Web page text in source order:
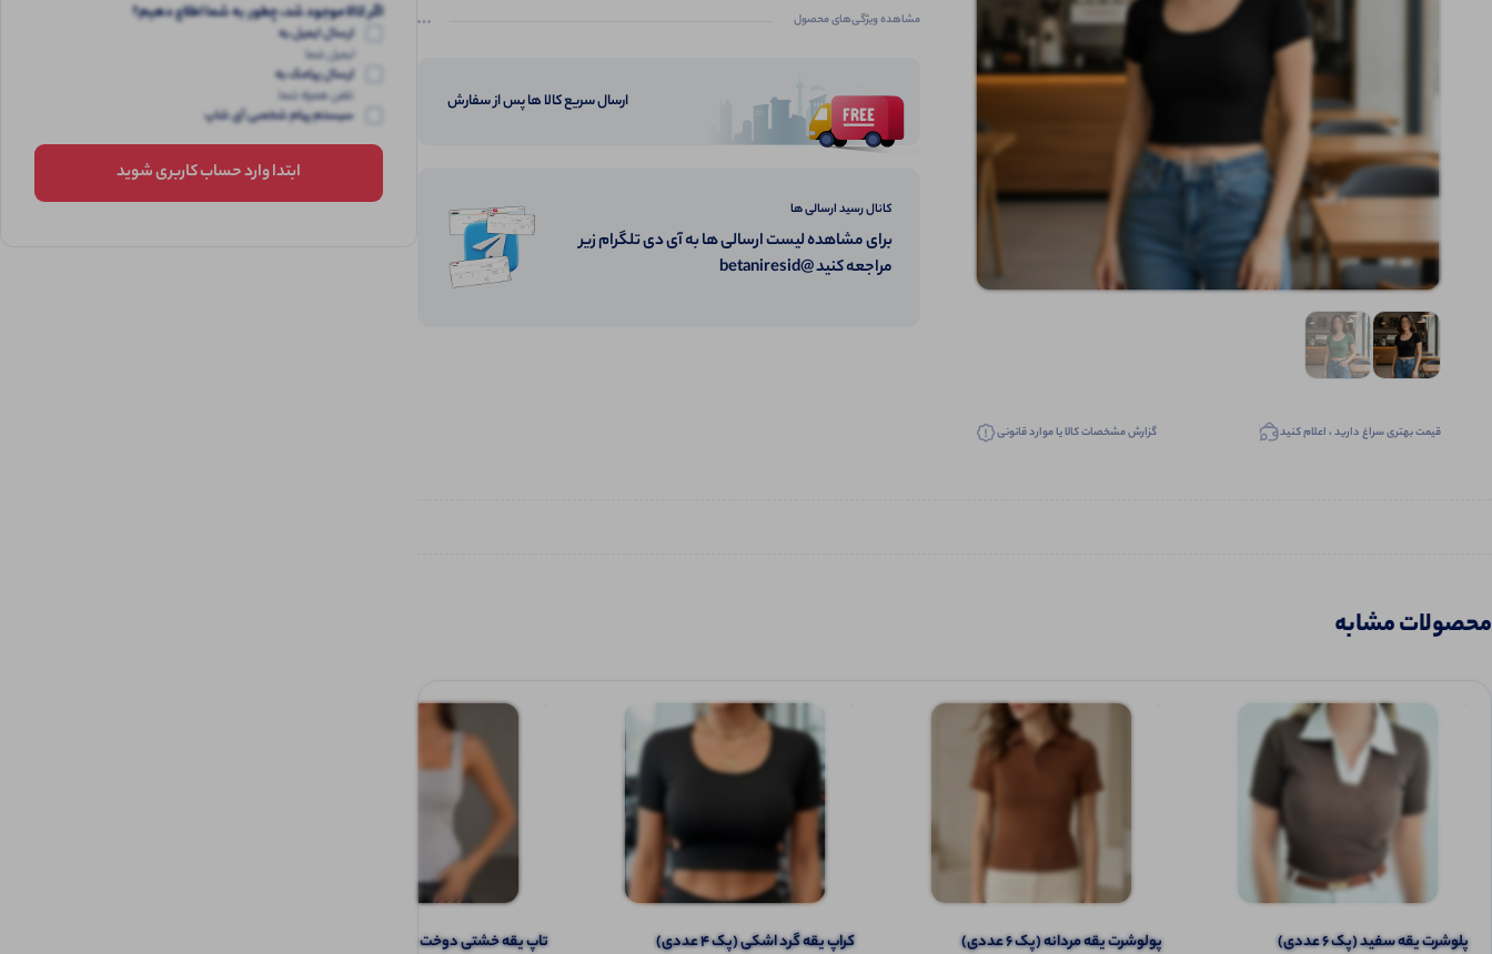
قیمت بهتری سراغ دارید ، اعلام کنید گزارش مشخصات کالا یا موارد قانونی
مشاهده ویژگی‌های محصول
ارسال سریع کالا ها پس از سفارش
کانال رسید ارسالی ها
برای مشاهده لیست ارسالی ها به آی دی تلگرام زیر
مراجعه کنید @betaniresid
محصولات مشابه
پلوشرت یقه سفید (پک 6 عددی) پولوشرت یقه مردانه (پک 6 عددی) کراپ یقه گرد اشکی (پک 4 عددی) تاپ یقه خشتی دوخت از رو (پک 6 عددی)
اگر کالا موجود شد، چطور به شما اطلاع دهیم؟
ارسال ایمیل به
ایمیل شما
ارسال پیامک به
تلفن همراه شما
سیستم پیام شخصی آی شاپ
ابتدا وارد حساب کاربری شوید